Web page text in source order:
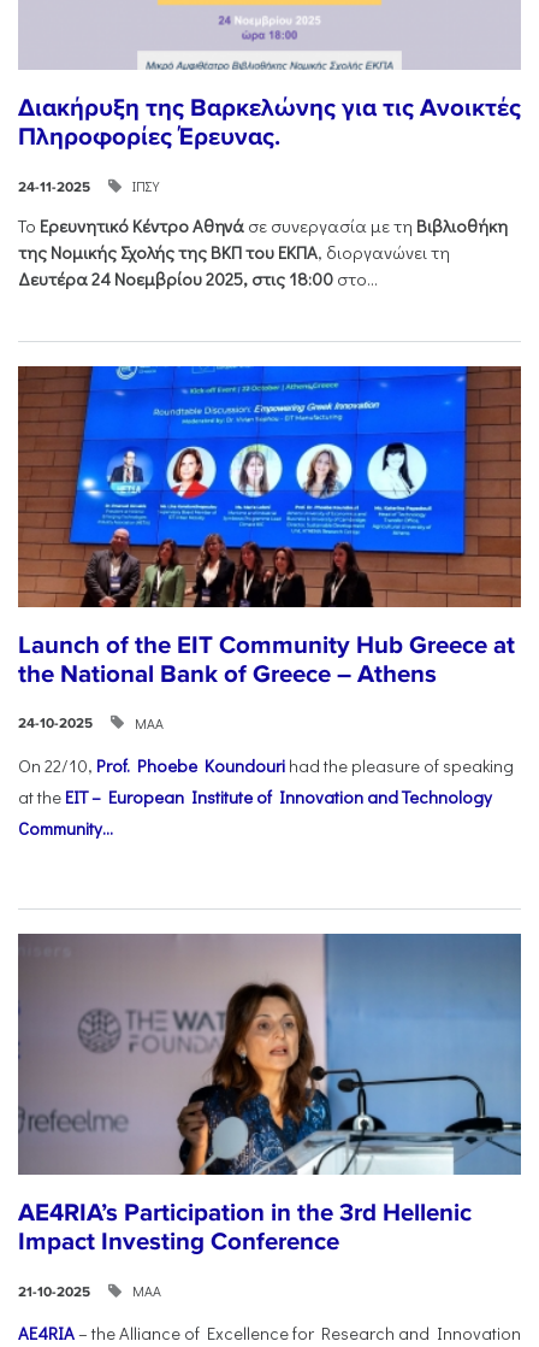
Διακήρυξη της Βαρκελώνης για τις Ανοικτές
Πληροφορίες Έρευνας.
24-11-2025 ΙΠΣΥ
Το Ερευνητικό Κέντρο Αθηνά σε συνεργασία με τη Βιβλιοθήκη
της Νομικής Σχολής της ΒΚΠ του ΕΚΠΑ, διοργανώνει τη
Δευτέρα 24 Νοεμβρίου 2025, στις 18:00 στο...
Launch of the EIT Community Hub Greece at
the National Bank of Greece – Athens
24-10-2025 ΜΑΑ
On 22/10, Prof. Phoebe Koundouri had the pleasure of speaking
at the EIT – European Institute of Innovation and Technology
Community...
AE4RIA’s Participation in the 3rd Hellenic
Impact Investing Conference
21-10-2025 ΜΑΑ
AE4RIA– the Alliance of Excellence for Research and Innovation